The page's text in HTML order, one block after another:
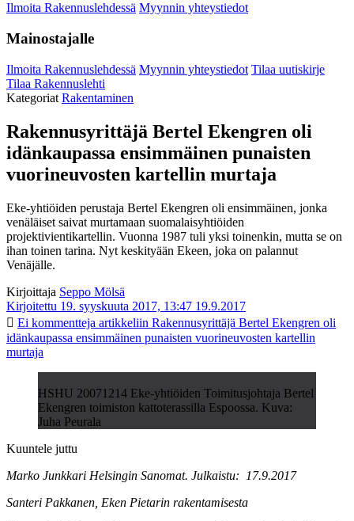
Ilmoita Rakennuslehdessä Myynnin yhteystiedot
Mainostajalle
Ilmoita Rakennuslehdessä Myynnin yhteystiedot Tilaa uutiskirje
Tilaa Rakennuslehti
Kategoriat Rakentaminen
Rakennusyrittäjä Bertel Ekengren oli
idänkaupassa ensimmäinen punaisten
vuorineuvosten kartellin murtaja
Eke-yhtiöiden perustaja Bertel Ekengren oli ensimmäinen, jonka
venäläiset saivat murtamaan suomalaisyhtiöiden
projektivientikartellin. Vuonna 1987 tuli yksi toinenkin, mutta se on
ihan toinen tarina. Nyt keskityään Ekeen, joka on palannut
Venäjälle.
Kirjoittaja Seppo Mölsä
Kirjoitettu 19. syyskuuta 2017, 13:47 19.9.2017
Ei kommentteja artikkeliin Rakennusyrittäjä Bertel Ekengren oli
idänkaupassa ensimmäinen punaisten vuorineuvosten kartellin
murtaja
HSHU 20071214 Eke-yhtiöiden Toimitusjohtaja Bertel
Ekengren toimiston kattoterassilla Espoossa. Kuva:
Juha Peurala
Kuuntele juttu
Marko Junkkari Helsingin Sanomat. Julkaistu: 17.9.2017
Santeri Pakkanen, Eken Pietarin rakentamisesta